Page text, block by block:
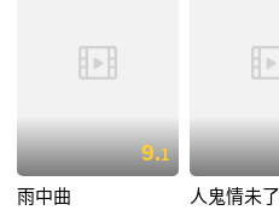
9.1
雨中曲 人鬼情未了